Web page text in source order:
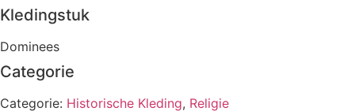
Kledingstuk
Dominees
Categorie
Categorie: Historische Kleding, Religie